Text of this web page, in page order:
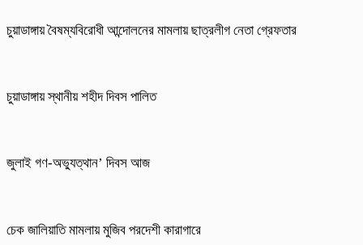
চুয়াডাঙ্গায় বৈষম্যবিরোধী আন্দোলনের মামলায় ছাত্রলীগ নেতা গ্রেফতার
চুয়াডাঙ্গায় স্থানীয় শহীদ দিবস পা‌লিত
জুলাই গণ-অভ্যুত্থান’ দিবস আজ
চেক জালিয়াতি মামলায় মুজিব পরদেশী কারাগারে